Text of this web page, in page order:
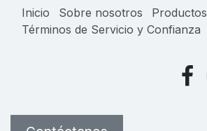
Inicio Sobre nosotros Productos
Términos de Servicio y Confianza